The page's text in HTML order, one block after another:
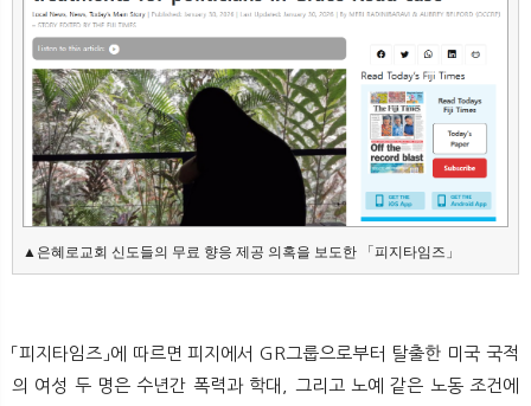
▲은혜로교회 신도들의 무료 향응 제공 의혹을 보도한 「피지타임즈」
「피지타임즈」에 따르면 피지에서 GR그룹으로부터 탈출한 미국 국적
의 여성 두 명은 수년간 폭력과 학대, 그리고 노예 같은 노동 조건에